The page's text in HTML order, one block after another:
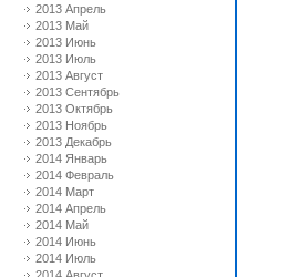
2013 Апрель
2013 Май
2013 Июнь
2013 Июль
2013 Август
2013 Сентябрь
2013 Октябрь
2013 Ноябрь
2013 Декабрь
2014 Январь
2014 Февраль
2014 Март
2014 Апрель
2014 Май
2014 Июнь
2014 Июль